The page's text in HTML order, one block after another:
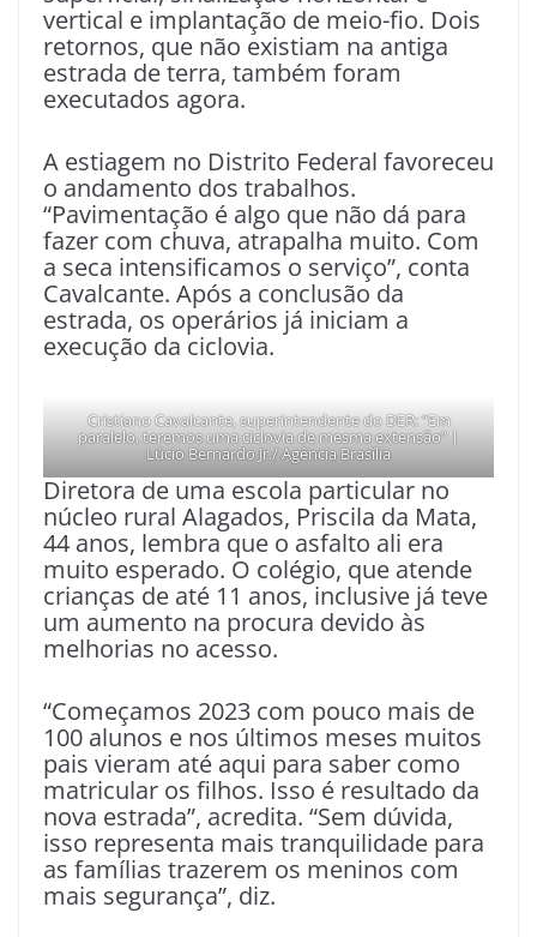
vertical e implantação de meio-fio. Dois
retornos, que não existiam na antiga
estrada de terra, também foram
executados agora.
A estiagem no Distrito Federal favoreceu
o andamento dos trabalhos.
“Pavimentação é algo que não dá para
fazer com chuva, atrapalha muito. Com
a seca intensificamos o serviço”, conta
Cavalcante. Após a conclusão da
estrada, os operários já iniciam a
execução da ciclovia.
Cristiano Cavalcante, superintendente do DER: “Em
paralelo, teremos uma ciclovia de mesma extensão” |
Lúcio Bernardo Jr./ Agência Brasília
Diretora de uma escola particular no
núcleo rural Alagados, Priscila da Mata,
44 anos, lembra que o asfalto ali era
muito esperado. O colégio, que atende
crianças de até 11 anos, inclusive já teve
um aumento na procura devido às
melhorias no acesso.
“Começamos 2023 com pouco mais de
100 alunos e nos últimos meses muitos
pais vieram até aqui para saber como
matricular os filhos. Isso é resultado da
nova estrada”, acredita. “Sem dúvida,
isso representa mais tranquilidade para
as famílias trazerem os meninos com
mais segurança”, diz.